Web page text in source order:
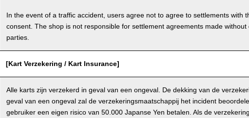
In the event of a traffic accident, users agree not to agree to settlements with
consent. The shop is not responsible for settlement agreements made
parties.
[Kart Verzekering / Kart Insurance]
Alle karts zijn verzekerd in geval van een ongeval. De dekking van de
geval van een ongeval zal de verzekeringsmaatschappij het incident
gebruiker een eigen risico van 50.000 Japanse Yen betalen. Als de